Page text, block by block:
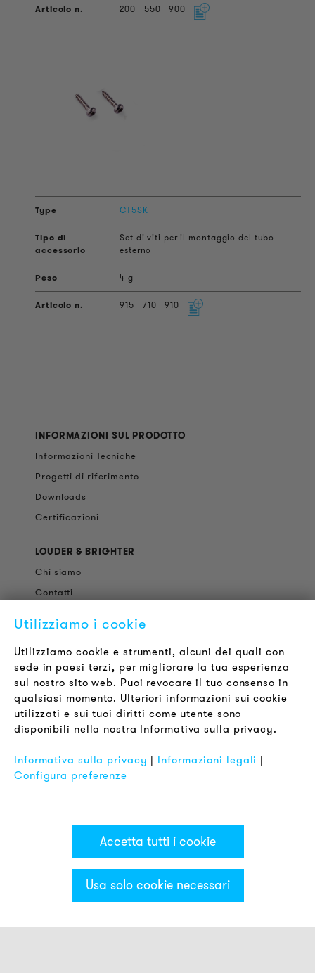
Categorie & Filter
200 550 900
CT5SK
Set di viti per il montaggio del tubo
esterno
4 g
915 710 910
INFORMAZIONI SUL PRODOTTO
Informazioni Tecniche
Progetti di riferimento
Downloads
Certificazioni
LOUDER & BRIGHTER
Chi siamo
Contatti
Newsletter
LEGALE
Termini & Condizioni
Informativa sulla Privacy
Impronta
Utilizziamo i cookie
Utilizziamo cookie e strumenti, alcuni dei quali con
sede in paesi terzi, per migliorare la tua esperienza
sul nostro sito web. Puoi revocare il tuo consenso in
qualsiasi momento. Ulteriori informazioni sui cookie
utilizzati e sui tuoi diritti come utente sono
disponibili nella nostra Informativa sulla privacy.
Informativa sulla privacy | Informazioni legali |
Configura preferenze
Accetta tutti i cookie
Usa solo cookie necessari